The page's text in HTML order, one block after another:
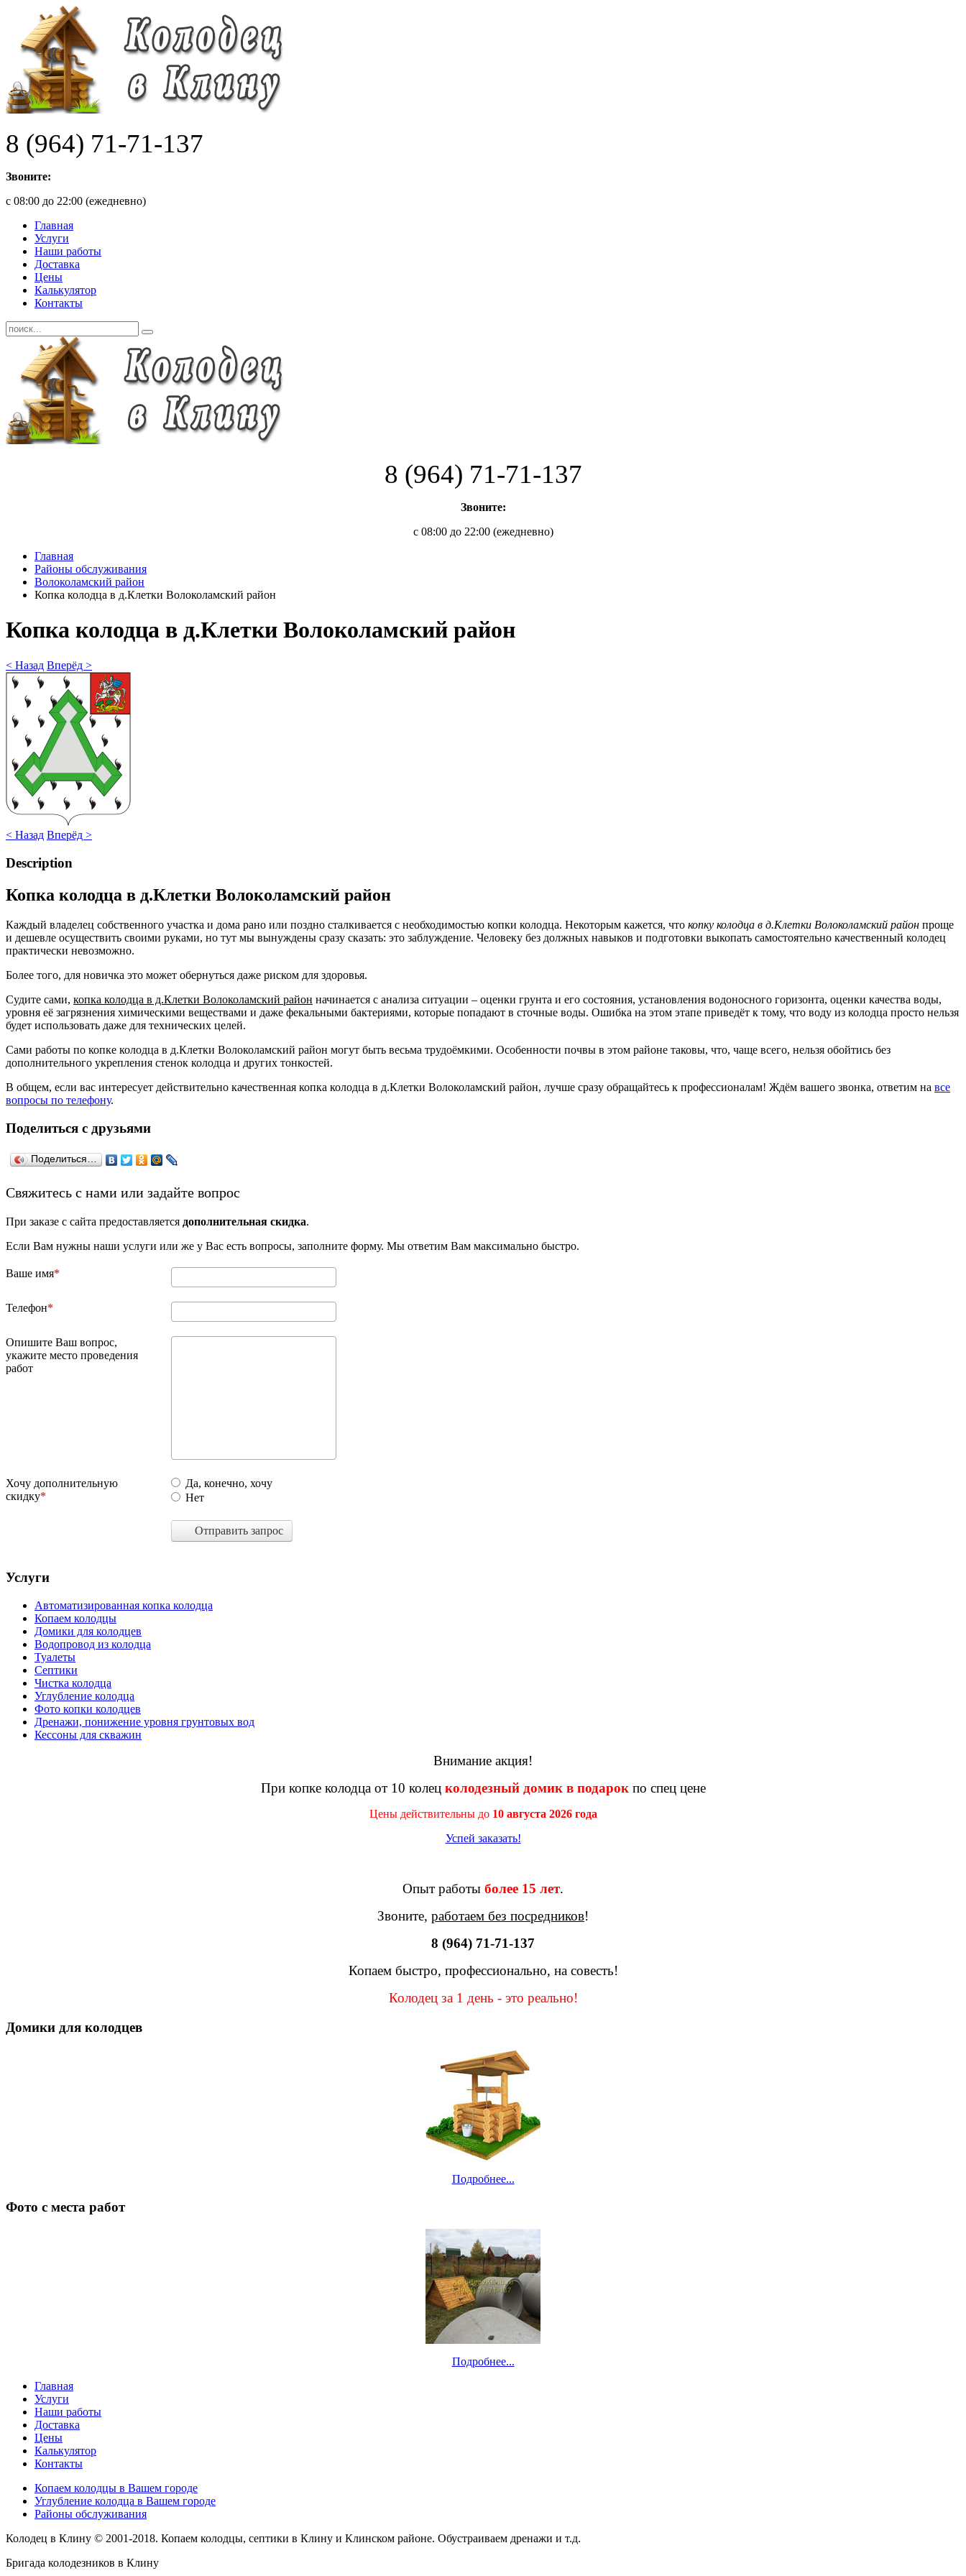
8 (964) 71-71-137
Звоните:
с 08:00 до 22:00 (ежедневно)
Главная
Услуги
Наши работы
Доставка
Цены
Калькулятор
Контакты
8 (964) 71-71-137
Звоните:
с 08:00 до 22:00 (ежедневно)
Главная
Районы обслуживания
Волоколамский район
Копка колодца в д.Клетки Волоколамский район
Копка колодца в д.Клетки Волоколамский район
< Назад Вперёд >
< Назад Вперёд >
Description
Копка колодца в д.Клетки Волоколамский район
Каждый владелец собственного участка и дома рано или поздно сталкивается с необходимостью копки колодца. Некоторым кажется, что копку колодца в д.Клетки Волоколамский район проще
и дешевле осуществить своими руками, но тут мы вынуждены сразу сказать: это заблуждение. Человеку без должных навыков и подготовки выкопать самостоятельно качественный колодец
практически невозможно.
Более того, для новичка это может обернуться даже риском для здоровья.
Судите сами, копка колодца в д.Клетки Волоколамский район начинается с анализа ситуации – оценки грунта и его состояния, установления водоносного горизонта, оценки качества воды,
уровня её загрязнения химическими веществами и даже фекальными бактериями, которые попадают в сточные воды. Ошибка на этом этапе приведёт к тому, что воду из колодца просто нельзя
будет использовать даже для технических целей.
Сами работы по копке колодца в д.Клетки Волоколамский район могут быть весьма трудоёмкими. Особенности почвы в этом районе таковы, что, чаще всего, нельзя обойтись без
дополнительного укрепления стенок колодца и других тонкостей.
В общем, если вас интересует действительно качественная копка колодца в д.Клетки Волоколамский район, лучше сразу обращайтесь к профессионалам! Ждём вашего звонка, ответим на все
вопросы по телефону.
Поделиться с друзьями
Поделиться…
­Свяжитесь с нами или задайте вопрос
При заказе с сайта предоставляется дополнительная скидка.
Если Вам нужны наши услуги или же у Вас есть вопросы, заполните форму. Мы ответим Вам максимально быстро.
Ваше имя
Телефон
Опишите Ваш вопрос,
укажите место проведения
работ
Хочу дополнительную
скидку
Да, конечно, хочу
Нет
Отправить запрос
Услуги
Автоматизированная копка колодца
Копаем колодцы
Домики для колодцев
Водопровод из колодца
Туалеты
Септики
Чистка колодца
Углубление колодца
Фото копки колодцев
Дренажи, понижение уровня грунтовых вод
Кессоны для скважин
Внимание акция!
При копке колодца от 10 колец колодезный домик в подарокпо спец цене
Цены действительны до 10 августа 2026 года
Успей заказать!
Опыт работы более 15 лет.
Звоните, работаем без посредников!
8 (964) 71-71-137
Копаем быстро, профессионально, на совесть!
Колодец за 1 день - это реально!
Домики для колодцев
Подробнее...
Фото с места работ
Подробнее...
Главная
Услуги
Наши работы
Доставка
Цены
Калькулятор
Контакты
Копаем колодцы в Вашем городе
Углубление колодца в Вашем городе
Районы обслуживания
Колодец в Клину © 2001-2018. Копаем колодцы, септики в Клину и Клинском районе. Обустраиваем дренажи и т.д.
Бригада колодезников в Клину